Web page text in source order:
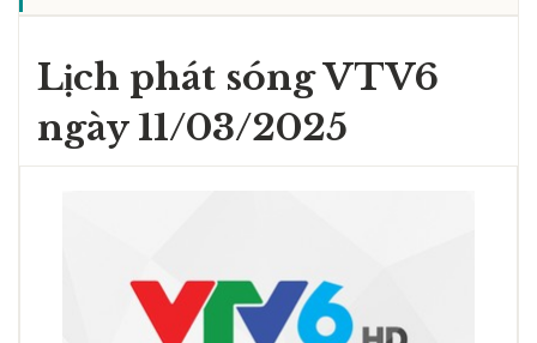
Lịch phát sóng VTV6
ngày 11/03/2025